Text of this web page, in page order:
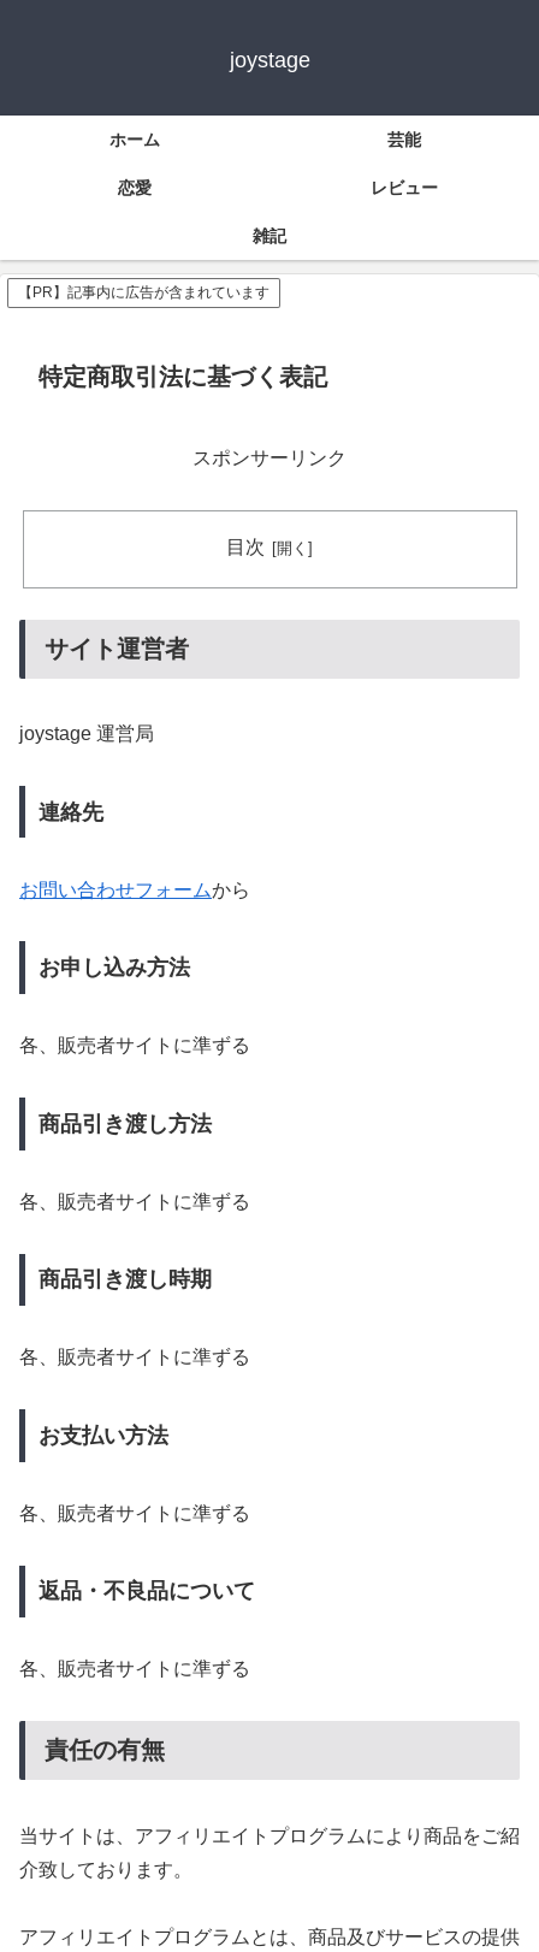
joystage
ホーム 芸能
恋愛 レビュー
雑記
【PR】記事内に広告が含まれています
特定商取引法に基づく表記
スポンサーリンク
目次
サイト運営者
joystage 運営局
連絡先
お問い合わせフォームから
お申し込み方法
各、販売者サイトに準ずる
商品引き渡し方法
各、販売者サイトに準ずる
商品引き渡し時期
各、販売者サイトに準ずる
お支払い方法
各、販売者サイトに準ずる
返品・不良品について
各、販売者サイトに準ずる
責任の有無
当サイトは、アフィリエイトプログラムにより商品をご紹
介致しております。
アフィリエイトプログラムとは、商品及びサービスの提供